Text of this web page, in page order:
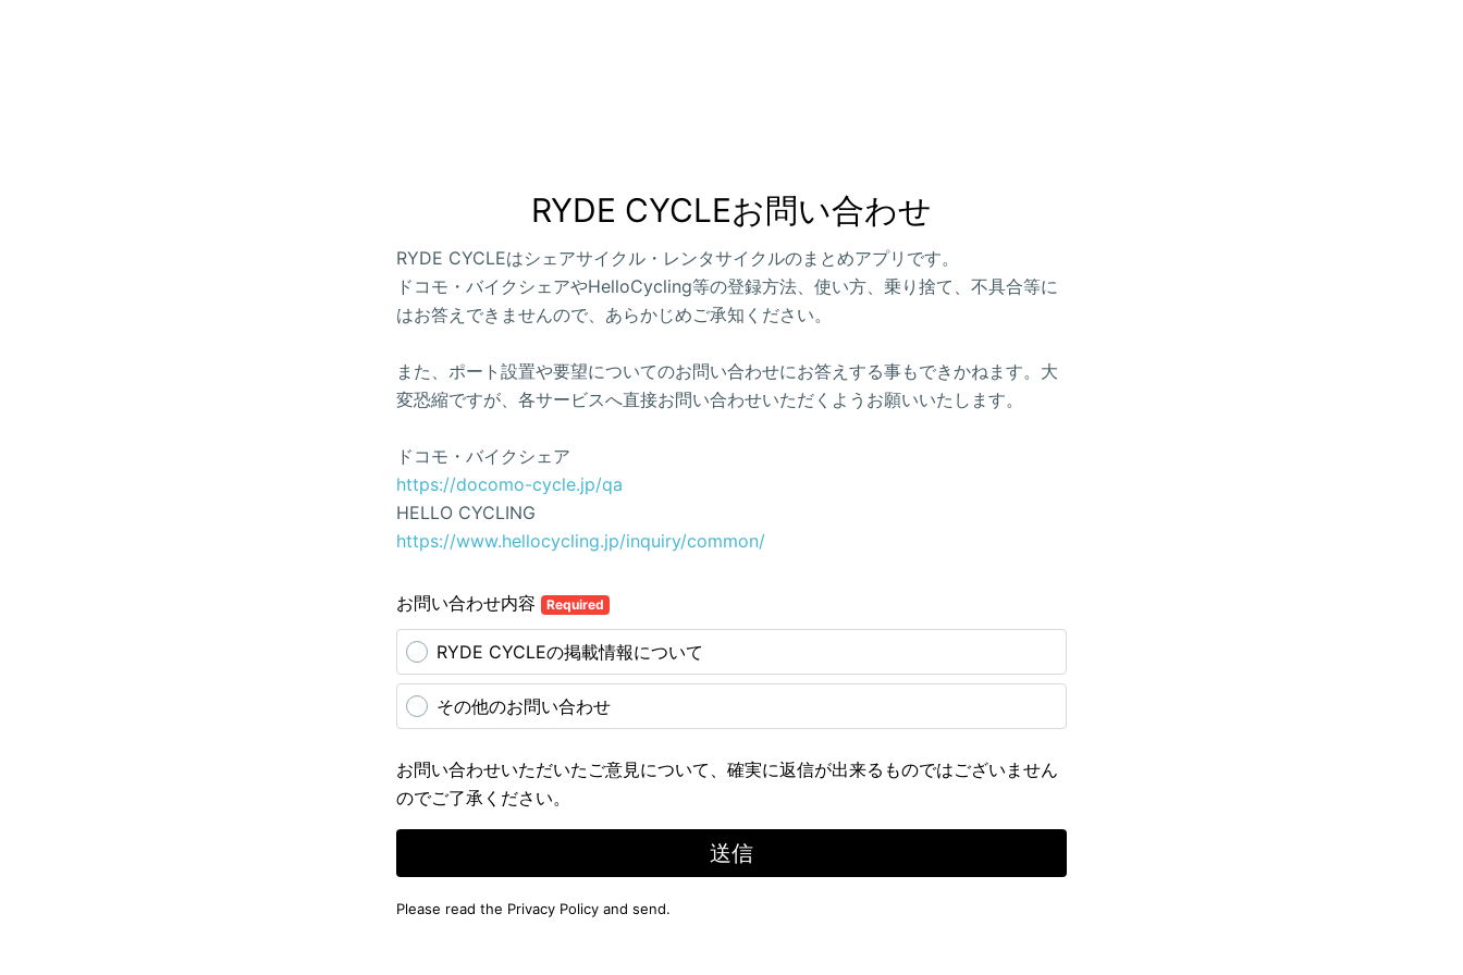
RYDE CYCLEお問い合わせ
RYDE CYCLEはシェアサイクル・レンタサイクルのまとめアプリです。
ドコモ・バイクシェアやHelloCycling等の登録方法、使い方、乗り捨て、不具合等に
はお答えできませんので、あらかじめご承知ください。
また、ポート設置や要望についてのお問い合わせにお答えする事もできかねます。大
変恐縮ですが、各サービスへ直接お問い合わせいただくようお願いいたします。
ドコモ・バイクシェア
https://docomo-cycle.jp/qa
HELLO CYCLING
https://www.hellocycling.jp/inquiry/common/
お問い合わせ内容 Required
RYDE CYCLEの掲載情報について
その他のお問い合わせ
お問い合わせいただいたご意見について、確実に返信が出来るものではございません
のでご了承ください。
送信
Please read the Privacy Policy and send.